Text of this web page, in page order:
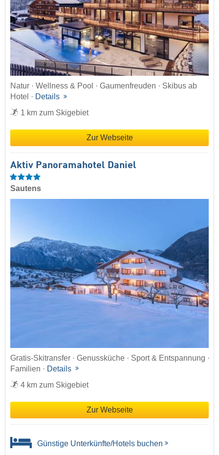
Natur · Wellness & Pool · Gaumenfreuden · Skibus ab
Hotel · Details
1 km zum Skigebiet
Zur Webseite
Aktiv Panoramahotel Daniel
Sautens
Gratis-Skitransfer · Genussküche · Sport & Entspannung ·
Familien · Details
4 km zum Skigebiet
Zur Webseite
Günstige Unterkünfte/Hotels buchen